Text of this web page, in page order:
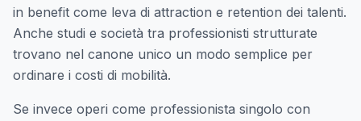
in benefit come leva di attraction e retention dei talenti.
Anche studi e società tra professionisti strutturate
trovano nel canone unico un modo semplice per
ordinare i costi di mobilità.
Se invece operi come professionista singolo con